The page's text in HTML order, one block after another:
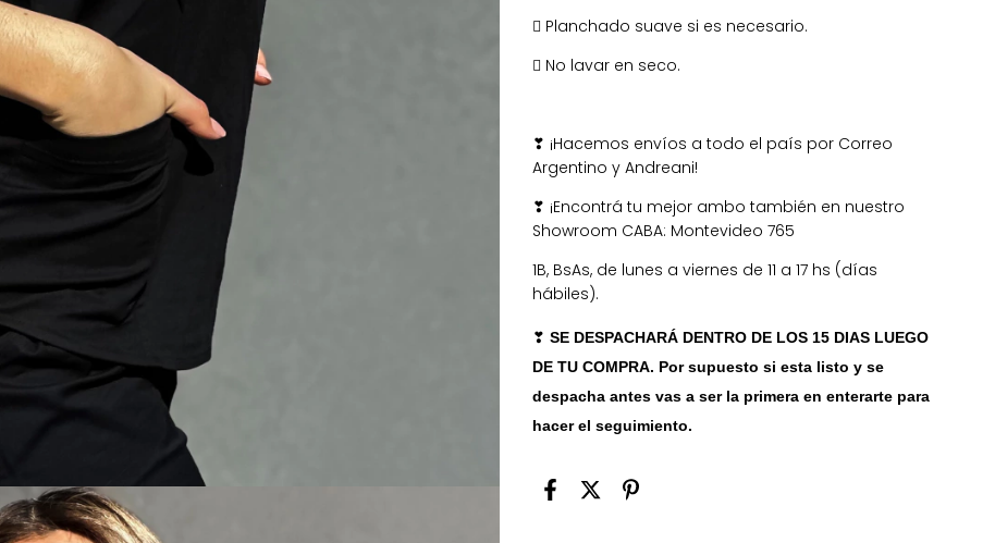
 Planchado suave si es necesario.
 No lavar en seco.
❣ ¡Hacemos envíos a todo el país por Correo
Argentino y Andreani!
❣ ¡Encontrá tu mejor ambo también en nuestro
Showroom CABA: Montevideo 765
1B, BsAs, de lunes a viernes de 11 a 17 hs (días
hábiles).
❣SE DESPACHARÁ DENTRO DE LOS 15 DIAS LUEGO
DE TU COMPRA. Por supuesto si esta listo y se
despacha antes vas a ser la primera en enterarte para
hacer el seguimiento.